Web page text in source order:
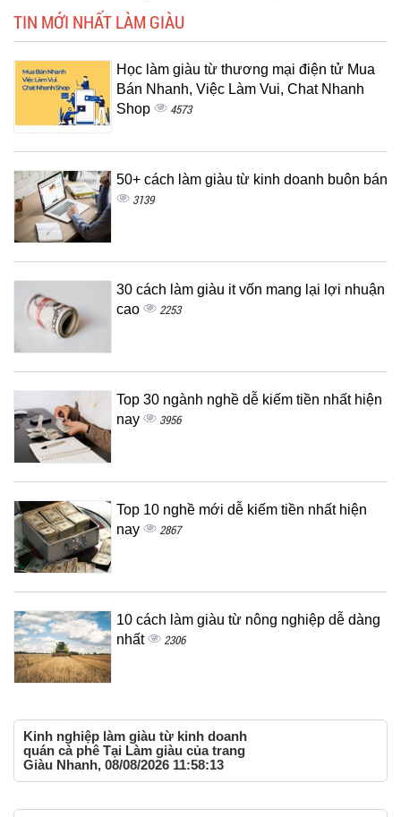
TIN MỚI NHẤT LÀM GIÀU
Học làm giàu từ thương mại điện tử Mua
Bán Nhanh, Việc Làm Vui, Chat Nhanh
Shop
4573
50+ cách làm giàu từ kinh doanh buôn bán
3139
30 cách làm giàu it vốn mang lại lợi nhuận
cao
2253
Top 30 ngành nghề dễ kiếm tiền nhất hiện
nay
3956
Top 10 nghề mới dễ kiếm tiền nhất hiện
nay
2867
10 cách làm giàu từ nông nghiệp dễ dàng
nhất
2306
Kinh nghiệp làm giàu từ kinh doanh
quán cà phê Tại Làm giàu của trang
Giàu Nhanh, 08/08/2026 11:58:13